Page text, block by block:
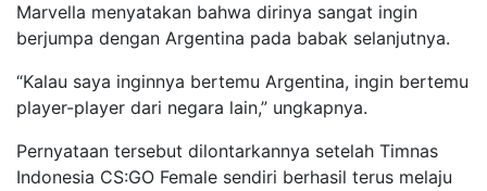
Marvella menyatakan bahwa dirinya sangat ingin
berjumpa dengan Argentina pada babak selanjutnya.
“Kalau saya inginnya bertemu Argentina, ingin bertemu
player-player dari negara lain,” ungkapnya.
Pernyataan tersebut dilontarkannya setelah Timnas
Indonesia CS:GO Female sendiri berhasil terus melaju